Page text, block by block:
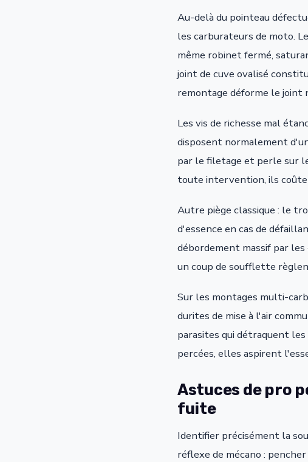
Au-delà du pointeau
les carburateurs de moto.
même robinet fermé,
joint de cuve ovalisé
remontage déforme le joint
Les vis de richesse mal
disposent normalement
par le filetage et perle sur
toute intervention, ils
Autre piège classique : le
d'essence en cas de
débordement massif par
un coup de soufflette
Sur les montages multi-
durites de mise à l'air
parasites qui détraquent
percées, elles aspirent
Astuces de pro
fuite
Identifier précisément la
réflexe de mécano :